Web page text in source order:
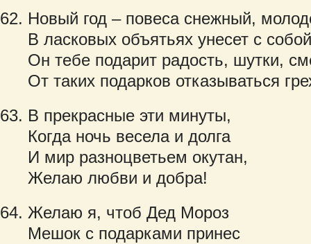
Новый год – повеса снежный,
В ласковых объятьях унесет с
Он тебе подарит радость, шутки,
От таких подарков отказываться
В прекрасные эти минуты,
Когда ночь весела и долга
И мир разноцветьем окутан,
Желаю любви и добра!
Желаю я, чтоб Дед Мороз
Мешок с подарками принес